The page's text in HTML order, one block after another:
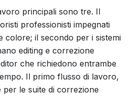
principali sono tre. Il
professionisti impegnati
colore; il secondo per i sistemi
editing e correzione
che richiedono entrambe
Il primo flusso di lavoro,
per le suite di correzione